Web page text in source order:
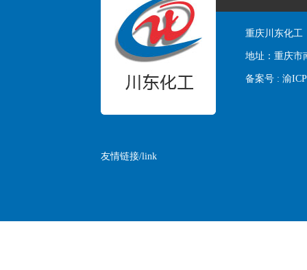
重庆川东化工
地址： 重庆市
备案号 : 渝
友情链接/link